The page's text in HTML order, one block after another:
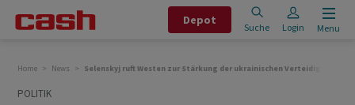
Depot
Suche Login Menu
Home News Selenskyj ruft Westen zur Stärkung der ukrainischen Verteidigung auf
POLITIK